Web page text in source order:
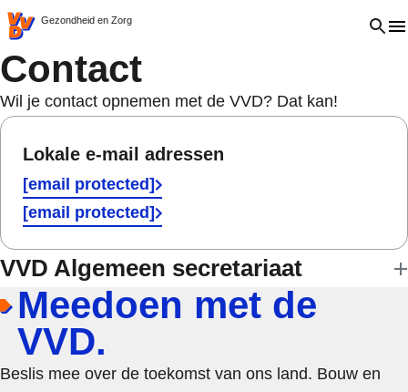
VVD.nl - Ga naar de homepage
Gezondheid en Zorg Open
Contact
Wil je contact opnemen met de VVD? Dat kan!
Lokale e-mail adressen
[email protected]
[email protected]
VVD Algemeen secretariaat
Meedoen met de
VVD.
Beslis mee over de toekomst van ons land. Bouw en